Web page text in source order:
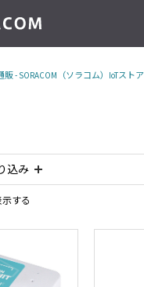
販 - SORACOM（ソラコム）IoTストア
込み
#planX2
#タブレット #防水 #
託販売商品
する